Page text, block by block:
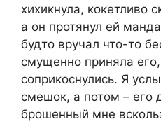
хихикнула, кокетливо
а он протянул ей
будто вручал что-то
смущенно приняла
соприкоснулись. Я
смешок, а потом – его
брошенный мне